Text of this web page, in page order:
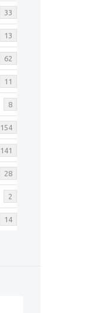
33
13
62
11
8
154
141
28
2
14